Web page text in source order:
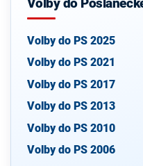
Volby do
Volby do PS 2025
Volby do PS 2021
Volby do PS 2017
Volby do PS 2013
Volby do PS 2010
Volby do PS 2006